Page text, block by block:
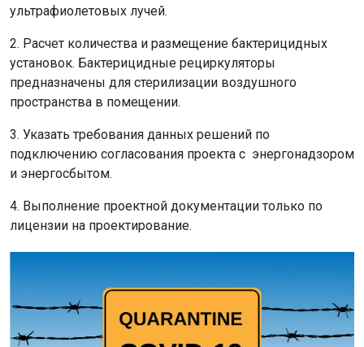
ультрафиолетовых лучей.
2. Расчет количества и размещение бактерицидных
установок. Бактерицидные рециркуляторы
предназначены для стерилизации воздушного
пространства в помещении.
3. Указать требования данных решений по
подключению согласования проекта с энергонадзором
и энергосбытом.
4. Выполнение проектной документации только по
лицензии на проектирование.